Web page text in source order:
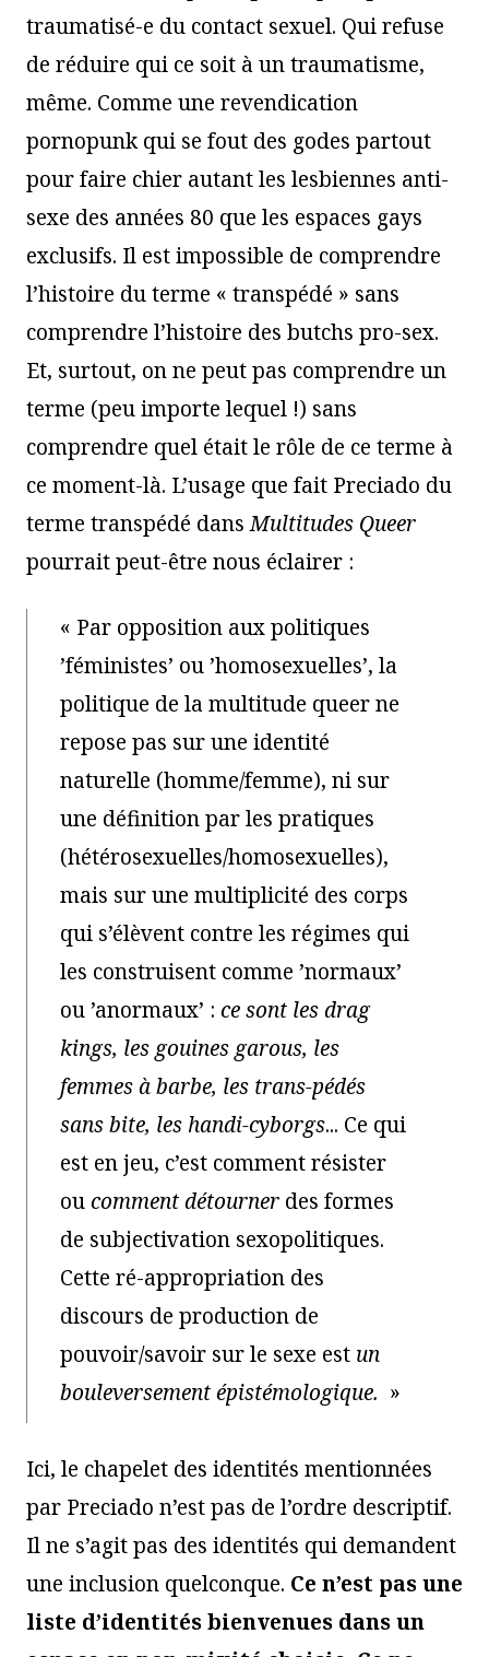
traumatisé-e du contact sexuel. Qui refuse
de réduire qui ce soit à un traumatisme,
même. Comme une revendication
pornopunk qui se fout des godes partout
pour faire chier autant les lesbiennes anti-
sexe des années 80 que les espaces gays
exclusifs. Il est impossible de comprendre
l’histoire du terme « transpédé » sans
comprendre l’histoire des butchs pro-sex.
Et, surtout, on ne peut pas comprendre un
terme (peu importe lequel !) sans
comprendre quel était le rôle de ce terme à
ce moment-là. L’usage que fait Preciado du
terme transpédé dansMultitudes Queer
pourrait peut-être nous éclairer :
« Par opposition aux politiques
’féministes’ ou ’homosexuelles’, la
politique de la multitude queer ne
repose pas sur une identité
naturelle (homme/femme), ni sur
une définition par les pratiques
(hétérosexuelles/homosexuelles),
mais sur une multiplicité des corps
qui s’élèvent contre les régimes qui
les construisent comme ’normaux’
ou ’anormaux’ : ce sont les drag
kings, les gouines garous, les
femmes à barbe, les trans-pédés
sans bite, les handi-cyborgs... Ce qui
est en jeu, c’est comment résister
oucomment détourner des formes
de subjectivation sexopolitiques.
Cette ré-appropriation des
discours de production de
pouvoir/savoir sur le sexe est un
bouleversement épistémologique. »
Ici, le chapelet des identités mentionnées
par Preciado n’est pas de l’ordre descriptif.
Il ne s’agit pas des identités qui demandent
une inclusion quelconque. Ce n’est pas une
liste d’identités bienvenues dans un